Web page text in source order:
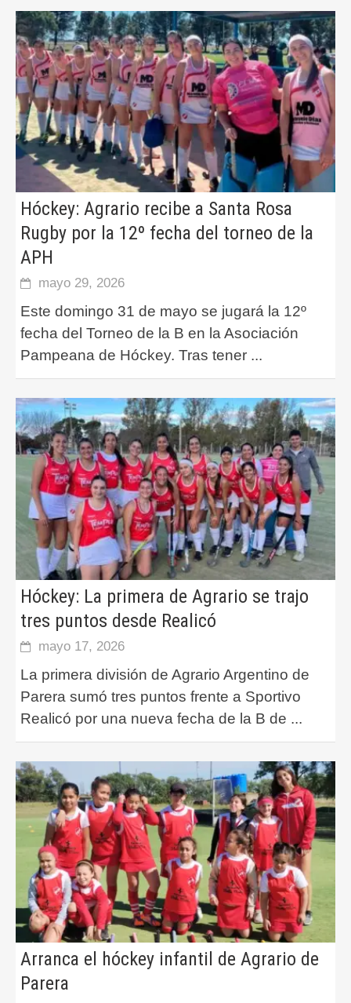
Hóckey: Agrario recibe a Santa Rosa
Rugby por la 12º fecha del torneo de la
APH
mayo 29, 2026
Este domingo 31 de mayo se jugará la 12º
fecha del Torneo de la B en la Asociación
Pampeana de Hóckey. Tras tener ...
Hóckey: La primera de Agrario se trajo
tres puntos desde Realicó
mayo 17, 2026
La primera división de Agrario Argentino de
Parera sumó tres puntos frente a Sportivo
Realicó por una nueva fecha de la B de ...
Arranca el hóckey infantil de Agrario de
Parera